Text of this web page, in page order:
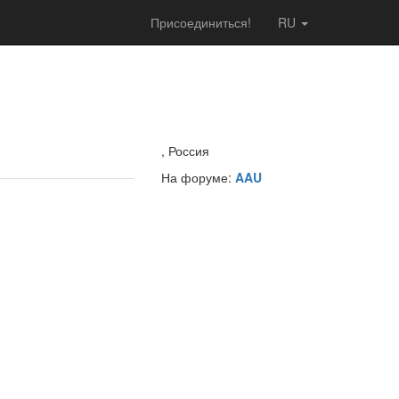
RU
Присоединиться!
, Россия
На форуме: AAU